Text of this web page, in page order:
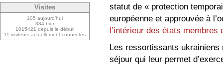
statut de « protection
européenne et approuvée à
l’intérieur des états membres
Les ressortissants ukrainiens
séjour qui leur permet
Visites
105 aujourd’hui
334 hier
1015421 depuis le début
11 visiteurs actuellement connectés